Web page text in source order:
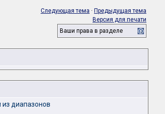
Следующая тема · Предыдущая тема
Версия для печати
Ваши права в разделе
из диапазонов